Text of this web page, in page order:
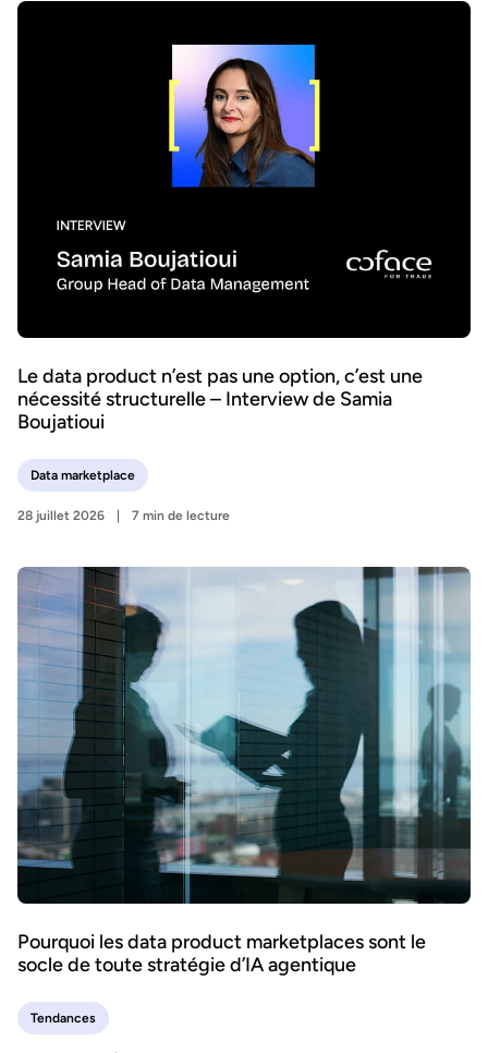
Le data product n’est pas une option, c’est une
nécessité structurelle – Interview de Samia
Boujatioui
Data marketplace
28 juillet 2026 7 min de lecture
Pourquoi les data product marketplaces sont le
socle de toute stratégie d’IA agentique
Tendances